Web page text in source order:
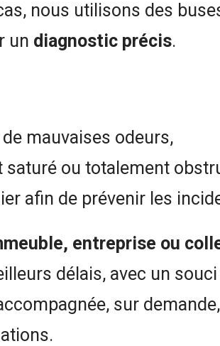
nous utilisons des
un diagnostic précis.
mauvaises odeurs,
ou totalement
afin de prévenir les
entreprise ou
délais, avec un
sur